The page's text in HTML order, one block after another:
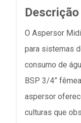
O Aspersor
para sistemas
consumo de
BSP 3/4”
aspersor
culturas que